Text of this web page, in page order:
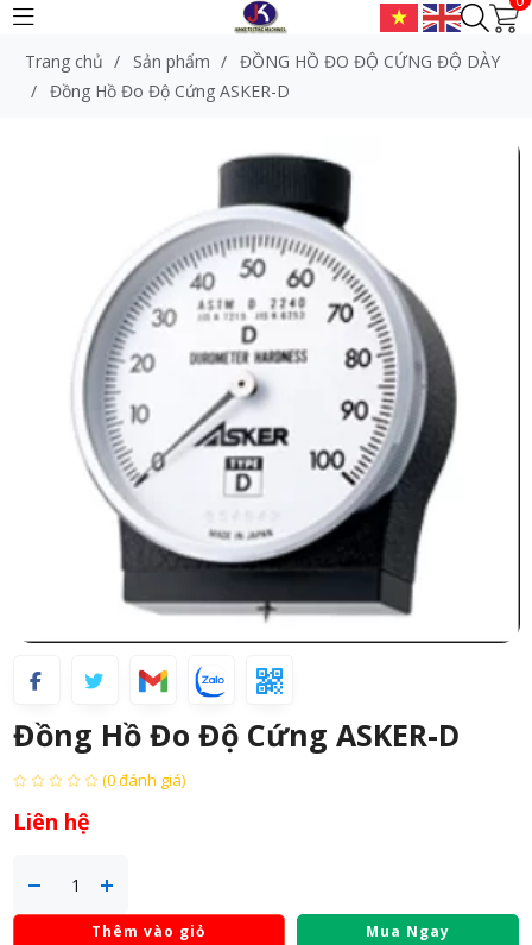
Trang chủ / Sản phẩm /
ĐỒNG HỒ ĐO ĐỘ CỨNG ĐỘ DÀY
/
Đồng Hồ Đo Độ Cứng ASKER-D
Đồng Hồ Đo Độ Cứng ASKER-D
(0 đánh giá)
Liên hệ
Thêm vào giỏ Mua Ngay